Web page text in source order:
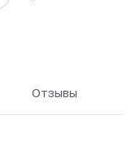
Отзывы